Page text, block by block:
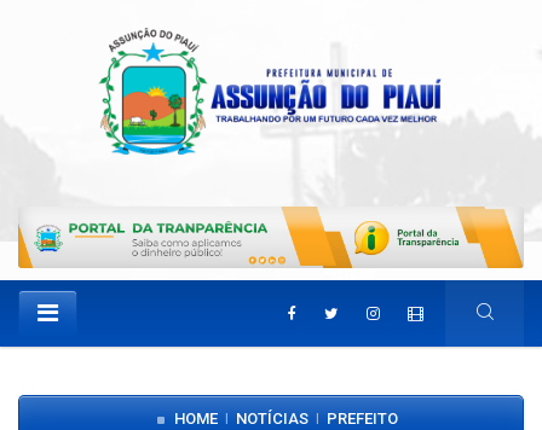
HOME| NOTÍCIAS| PREFEITO